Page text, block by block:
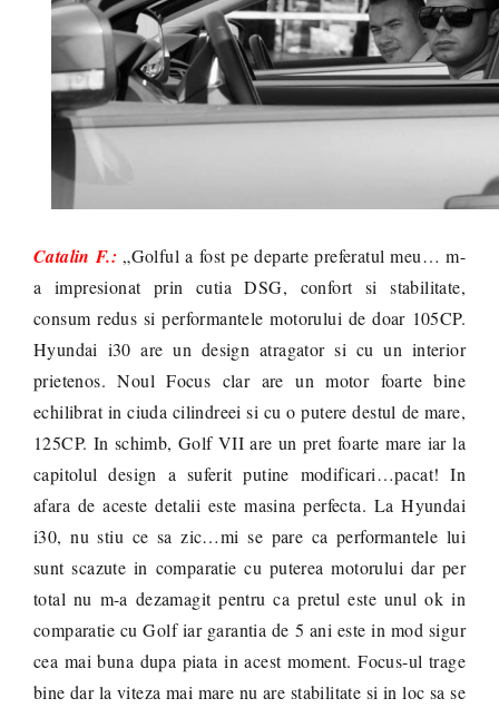
Catalin F.: „Golful a fost pe departe preferatul meu… m-
a impresionat prin cutia DSG, confort si stabilitate,
consum redus si performantele motorului de doar 105CP.
Hyundai i30 are un design atragator si cu un interior
prietenos. Noul Focus clar are un motor foarte bine
echilibrat in ciuda cilindreei si cu o putere destul de mare,
125CP. In schimb, Golf VII are un pret foarte mare iar la
capitolul design a suferit putine modificari…pacat! In
afara de aceste detalii este masina perfecta. La Hyundai
i30, nu stiu ce sa zic…mi se pare ca performantele lui
sunt scazute in comparatie cu puterea motorului dar per
total nu m-a dezamagit pentru ca pretul este unul ok in
comparatie cu Golf iar garantia de 5 ani este in mod sigur
cea mai buna dupa piata in acest moment. Focus-ul trage
bine dar la viteza mai mare nu are stabilitate si in loc sa se